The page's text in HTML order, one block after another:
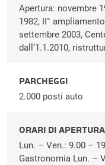
Apertura: novembre
1982, II°
settembre 2003,
dall’1.1.2010,
PARCHEGGI
2.000 posti auto
ORARI DI APERTURA
Lun. – Ven.: 9.00 –
Gastronomia Lun. –